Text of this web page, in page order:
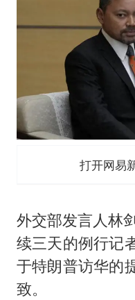
打开网易
外交部发言人林
续三天的例行记
于特朗普访华的
致。